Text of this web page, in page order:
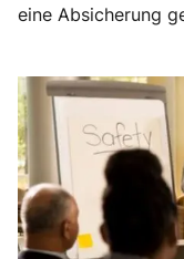
eine Absicherung